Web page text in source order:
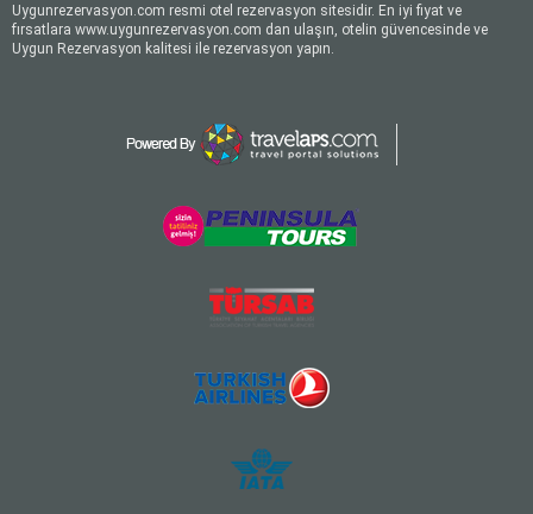
Uygunrezervasyon.com resmi otel rezervasyon sitesidir. En iyi fiyat ve
fırsatlara www.uygunrezervasyon.com dan ulaşın, otelin güvencesinde ve
Uygun Rezervasyon kalitesi ile rezervasyon yapın.